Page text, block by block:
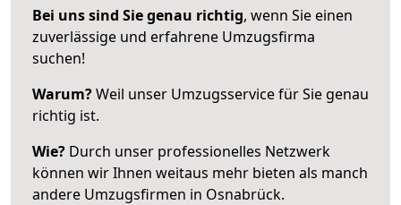
Bei uns sind Sie genau richtig, wenn Sie einen
zuverlässige und erfahrene Umzugsfirma
suchen!
Warum?Weil unser Umzugsservice für Sie genau
richtig ist.
Wie? Durch unser professionelles Netzwerk
können wir Ihnen weitaus mehr bieten als manch
andere Umzugsfirmen in Osnabrück.